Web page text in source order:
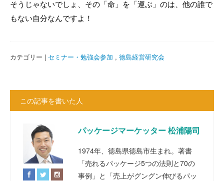
そうじゃないでしょ、その「命」を「運ぶ」のは、他の誰で
もない自分なんですよ！
カテゴリー | セミナー・勉強会参加 , 徳島経営研究会
この記事を書いた人
パッケージマーケッター 松浦陽司
1974年、徳島県徳島市生まれ。著書
「売れるパッケージ5つの法則と70の
事例」と「売上がグングン伸びるパッ